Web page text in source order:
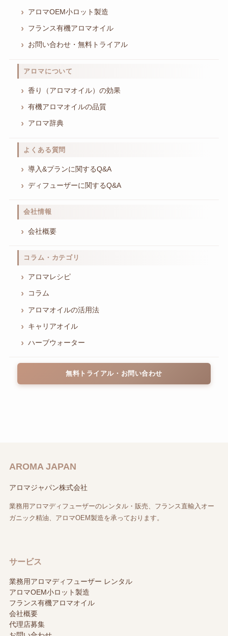
アロマOEM小ロット製造
フランス有機アロマオイル
お問い合わせ・無料トライアル
アロマについて
香り（アロマオイル）の効果
有機アロマオイルの品質
アロマ辞典
よくある質問
導入&プランに関するQ&A
ディフューザーに関するQ&A
会社情報
会社概要
コラム・カテゴリ
アロマレシピ
コラム
アロマオイルの活用法
キャリアオイル
ハーブウォーター
無料トライアル・お問い合わせ
AROMA JAPAN
アロマジャパン株式会社
業務用アロマディフューザーのレンタル・販売、フランス直輸入オー
ガニック精油、アロマOEM製造を承っております。
サービス
業務用アロマディフューザー レンタル
アロマOEM小ロット製造
フランス有機アロマオイル
会社概要
代理店募集